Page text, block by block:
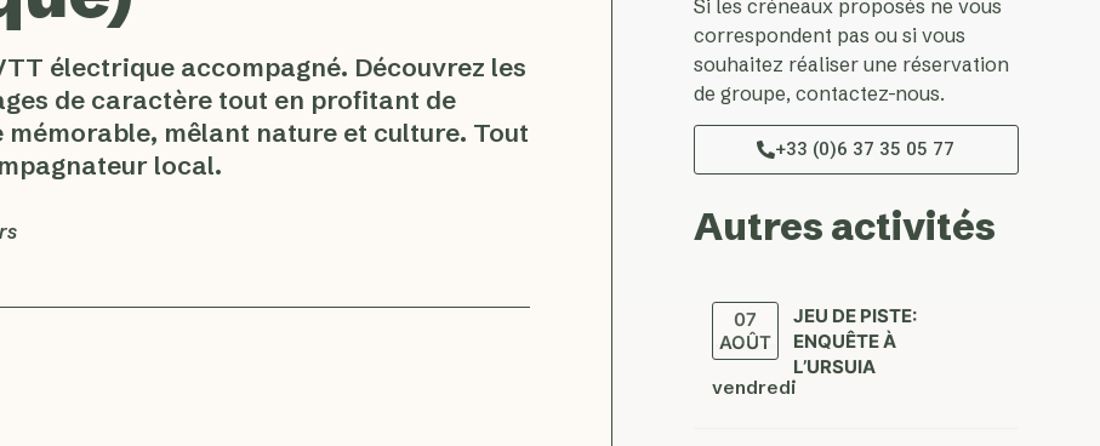
électrique accompagné. Découvrez les
de caractère tout en profitant de
mémorable, mêlant nature et culture. Tout
local.
Si les créneaux proposés ne vous
correspondent pas ou si vous
souhaitez réaliser une réservation
de groupe, contactez-nous.
+33 (0)6 37 35 05 77
Autres activités
07
AOÛT
JEU DE PISTE:
ENQUÊTE À
L’URSUIA
vendredi